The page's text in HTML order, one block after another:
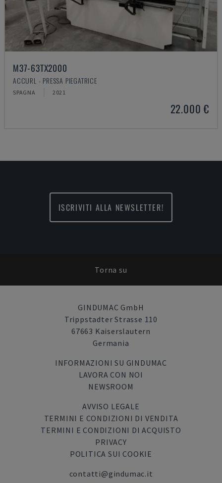
M37-63TX2000
ACCURL - PRESSA PIEGATRICE
SPAGNA 2021
22.000 €
ISCRIVITI ALLA NEWSLETTER!
Torna su
GINDUMAC GmbH
Trippstadter Strasse 110
67663 Kaiserslautern
Germania
INFORMAZIONI SU GINDUMAC
LAVORA CON NOI
NEWSROOM
AVVISO LEGALE
TERMINI E CONDIZIONI DI VENDITA
TERMINI E CONDIZIONI DI ACQUISTO
PRIVACY
POLITICA SUI COOKIE
contatti@gindumac.it